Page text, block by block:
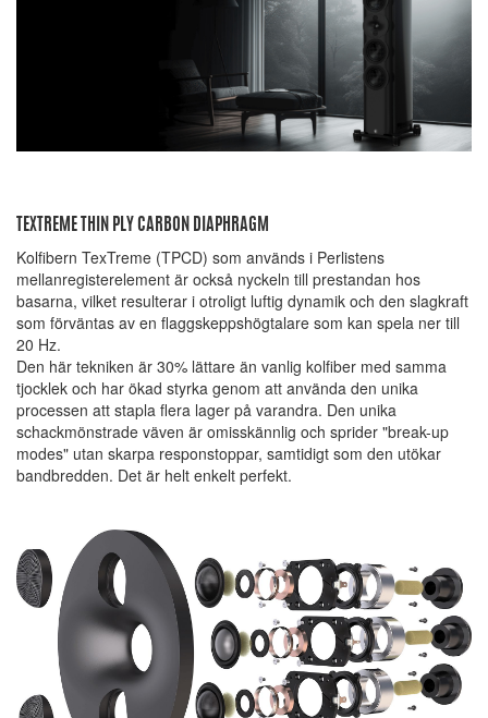
TEXTREME THIN PLY CARBON DIAPHRAGM
Kolfibern TexTreme (TPCD) som används i Perlistens
mellanregisterelement är också nyckeln till prestandan hos
basarna, vilket resulterar i otroligt luftig dynamik och den slagkraft
som förväntas av en flaggskeppshögtalare som kan spela ner till
20 Hz.
Den här tekniken är 30% lättare än vanlig kolfiber med samma
tjocklek och har ökad styrka genom att använda den unika
processen att stapla flera lager på varandra. Den unika
schackmönstrade väven är omisskännlig och sprider "break-up
modes" utan skarpa responstoppar, samtidigt som den utökar
bandbredden. Det är helt enkelt perfekt.